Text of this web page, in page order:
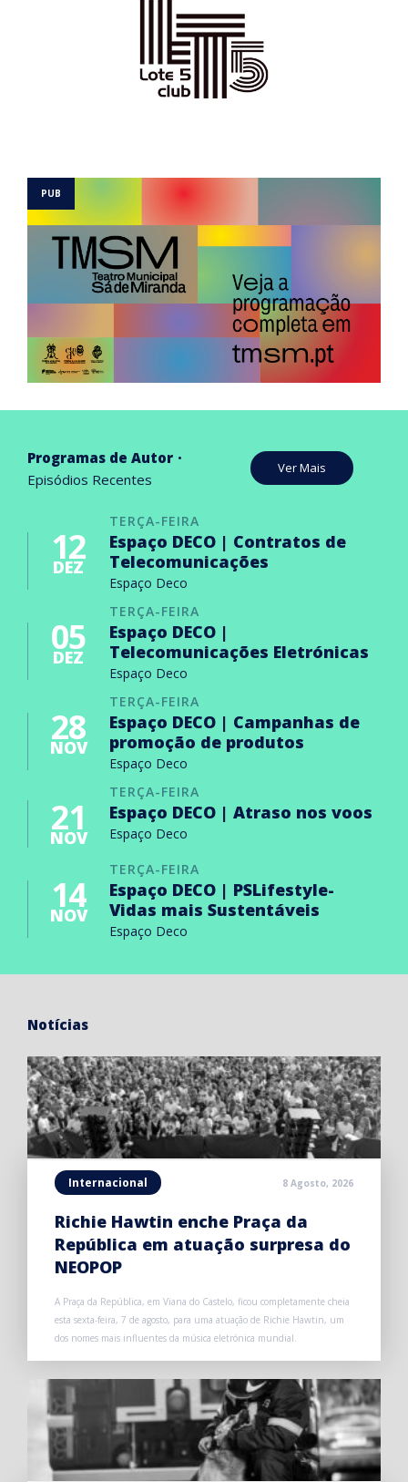
Programas de Autor
Episódios Recentes
Ver Mais
TERÇA-FEIRA
12
DEZ
Espaço DECO | Contratos de
Telecomunicações
Espaço Deco
TERÇA-FEIRA
05
DEZ
Espaço DECO |
Telecomunicações Eletrónicas
Espaço Deco
TERÇA-FEIRA
28
NOV
Espaço DECO | Campanhas de
promoção de produtos
Espaço Deco
TERÇA-FEIRA
21
NOV
Espaço DECO | Atraso nos voos
Espaço Deco
TERÇA-FEIRA
14
NOV
Espaço DECO | PSLifestyle-
Vidas mais Sustentáveis
Espaço Deco
Notícias
Internacional 8 Agosto, 2026
Richie Hawtin enche Praça da
República em atuação surpresa do
NEOPOP
A Praça da República, em Viana do Castelo, ficou completamente cheia
esta sexta-feira, 7 de agosto, para uma atuação de Richie Hawtin, um
dos nomes mais influentes da música eletrónica mundial.